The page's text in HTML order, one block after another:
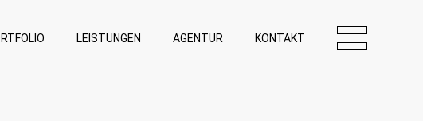
LEISTUNGEN AGENTUR KONTAKT